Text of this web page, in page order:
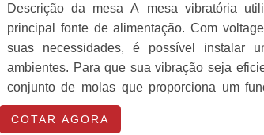
Descrição da mesa A mesa vibratória
principal fonte de alimentação. Com
suas necessidades, é possível instalar
ambientes. Para que sua vibração seja
conjunto de molas que proporciona um
Entre em contato com a empresa para obter
COTAR AGORA